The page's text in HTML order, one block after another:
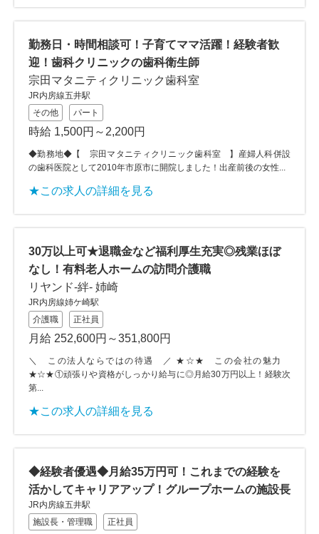
勤務日・時間相談可！子育てママ活躍！経験者歓
迎！歯科クリニックの歯科衛生師
宗田マタニティクリニック歯科室
JR内房線五井駅
その他
パート
時給 1,500円～2,200円
◆勤務地◆【 宗田マタニティクリニック歯科室 】産婦人科併設
の歯科医院として2010年市原市に開院しました！出産前後の女性...
★この求人の詳細を見る
30万以上可★退職金など福利厚生充実◎残業ほぼ
なし！有料老人ホームの訪問介護職
リヤンド-絆- 姉崎
JR内房線姉ケ崎駅
介護職
正社員
月給 252,600円～351,800円
＼ この法人ならではの待遇 ／ ★☆★ この会社の魅力
★☆★①頑張りや資格がしっかり給与に◎月給30万円以上！経験次
第...
★この求人の詳細を見る
◆経験者優遇◆月給35万円可！これまでの経験を
活かしてキャリアアップ！グループホームの施設長
JR内房線五井駅
施設長・管理職
正社員